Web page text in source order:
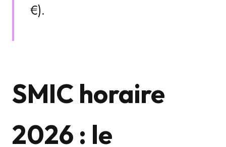
€).
SMIC horaire
2026 : le